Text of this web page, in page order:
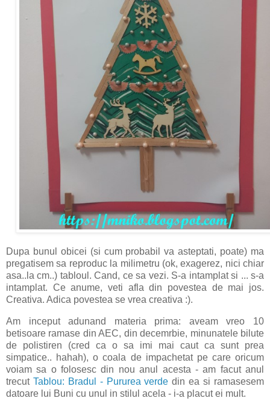
Dupa bunul obicei (si cum probabil va asteptati, poate) ma
pregatisem sa reproduc la milimetru (ok, exagerez, nici chiar
asa..la cm..) tabloul. Cand, ce sa vezi. S-a intamplat si ... s-a
intamplat. Ce anume, veti afla din povestea de mai jos.
Creativa. Adica povestea se vrea creativa :).
Am inceput adunand materia prima: aveam vreo 10
betisoare ramase din AEC, din decemrbie, minunatele bilute
de polistiren (cred ca o sa imi mai caut ca sunt prea
simpatice.. hahah), o coala de impachetat pe care oricum
voiam sa o folosesc din nou anul acesta - am facut anul
trecut Tablou: Bradul - Pururea verde din ea si ramasesem
datoare lui Buni cu unul in stilul acela - i-a placut ei mult.